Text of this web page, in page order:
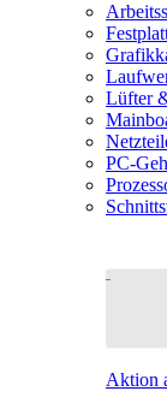
Lüfter
PC-
Aktion